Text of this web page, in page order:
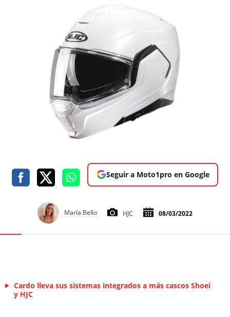
Seguir a Moto1pro en Google
María Bello HJC 08/03/2022
Cardo lleva sus sistemas integrados a más cascos Shoei
y HJC